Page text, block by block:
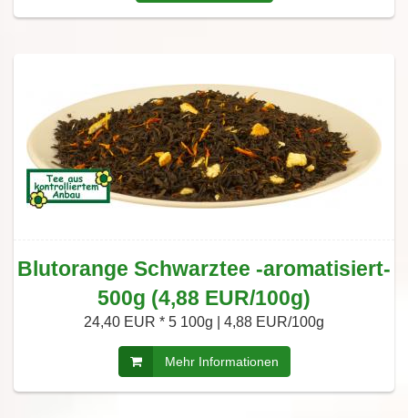
Blutorange Schwarztee -aromatisiert-
500g (4,88 EUR/100g)
24,40 EUR * 5 100g | 4,88 EUR/100g
Mehr Informationen